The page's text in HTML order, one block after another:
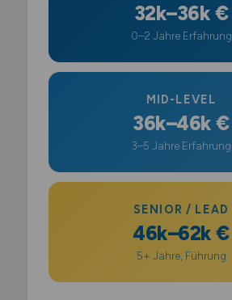
32k–36k €
0–2 Jahre Erfahrung
MID-LEVEL
36k–46k €
3–5 Jahre Erfahrung
SENIOR / LEAD
46k–62k €
5+ Jahre, Führung